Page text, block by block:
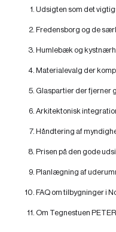
Udsigten som det
Fredensborg og de
Humlebæk og
Materialevalg der
Glaspartier der fjerner
Arkitektonisk
Håndtering af
Prisen på den gode
Planlægning af
FAQ om tilbygninger i
Om Tegnestuen